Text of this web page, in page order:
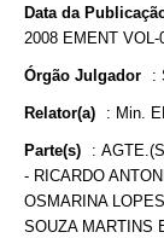
Data da
2008 EMENT VOL-
Órgão Julgador :
Relator(a) : Min.
Parte(s) :
- RICARDO
OSMARINA
SOUZA MARTINS